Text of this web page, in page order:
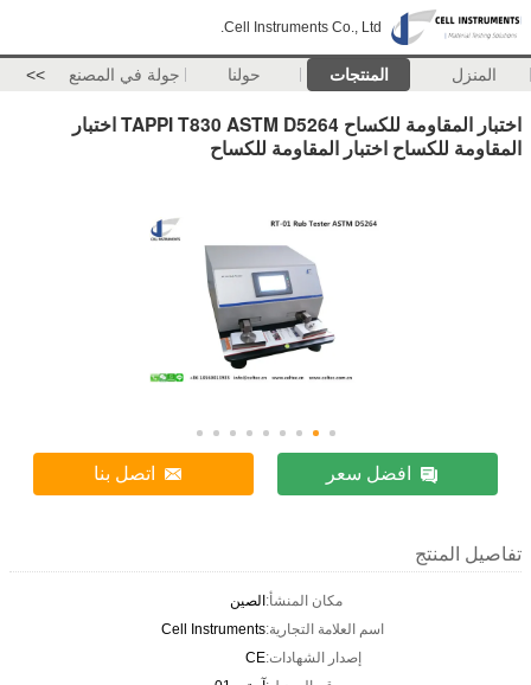
Cell Instruments Co., Ltd.
المنزل المنتجات حولنا جولة في المصنع >>
اختبار المقاومة للكساح TAPPI T830 ASTM D5264 اختبار
المقاومة للكساح اختبار المقاومة للكساح
افضل سعر اتصل بنا
تفاصيل المنتج
مكان المنشأ:الصين
اسم العلامة التجارية:Cell Instruments
إصدار الشهادات:CE